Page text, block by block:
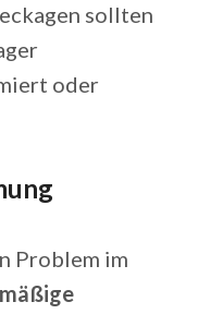
sollten
oder
Problem im